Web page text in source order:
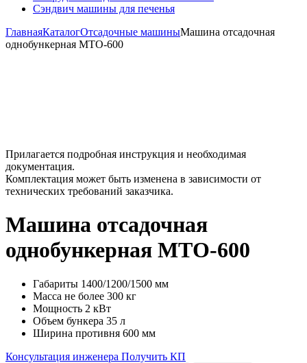
Сэндвич машины для печенья
ГлавнаяКаталогОтсадочные машиныМашина отсадочная
однобункерная МТО-600
Прилагается подробная инструкция и необходимая
документация.
Комплектация может быть изменена в зависимости от
технических требований заказчика.
Машина отсадочная
однобункерная МТО-600
Габариты 1400/1200/1500 мм
Масса не более 300 кг
Мощность 2 кВт
Объем бункера 35 л
Ширина противня 600 мм
Консультация инженера Получить КП